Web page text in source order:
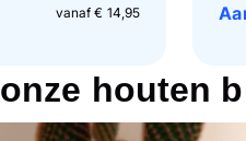
vanaf € 14,95
houten